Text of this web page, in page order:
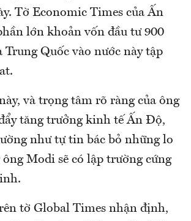
Tờ Economic Times của Ấn
lớn khoản vốn đầu tư 900
Trung Quốc vào nước này tập
và trọng tâm rõ ràng của ông
tăng trưởng kinh tế Ấn Độ,
như tự tin bác bỏ những lo
Modi sẽ có lập trường cứng
tờ Global Times nhận định,